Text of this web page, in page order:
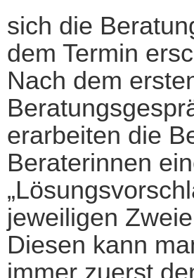
sich die
dem Termin
Nach dem
erarbeiten die
Beraterinnen
jeweiligen
Diesen kann